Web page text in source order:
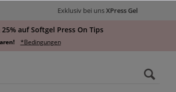
Exklusiv bei unsXPress Gel
auf Softgel Press On Tips
*Bedingungen